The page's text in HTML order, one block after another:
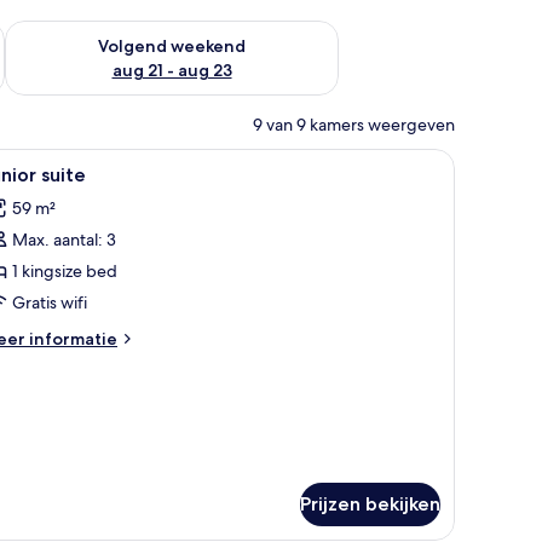
weekend aug 14 - aug 16
Volgend weekend
aug 21 - aug 23
De beschikbaarheid controleren voor volgend weekend aug
9 van 9 kamers weergeven
bureau en een stoel. Er is uitzicht op het buitenleven door de ramen.
Een moderne woonkamer met een bank,
5 suite
59 m²
Max. aantal: 3
1 kingsize bed
Gratis wifi
informatie
Prijzen bekijken